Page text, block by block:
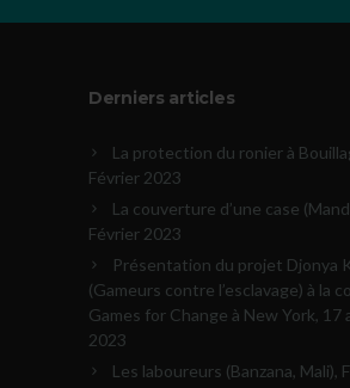
Derniers articles
La protection du ronier à
Février 2023
La couverture d’une case
Février 2023
Présentation du projet Djonya
(Gameurs contre l’esclavage) à la
Games for Change à New York, 17
2023
Les laboureurs (Banzana, Mali),